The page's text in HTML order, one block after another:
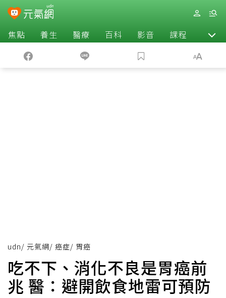
焦點 養生 醫療 百科 影音 課程 退休
udn/ 元氣網/ 癌症/ 胃癌
吃不下、消化不良是胃癌前
兆 醫：避開飲食地雷可預防